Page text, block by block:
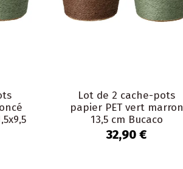
Lot de 2 cache-pots
papier PET vert marron
13,5 cm Bucaco
32,90 €